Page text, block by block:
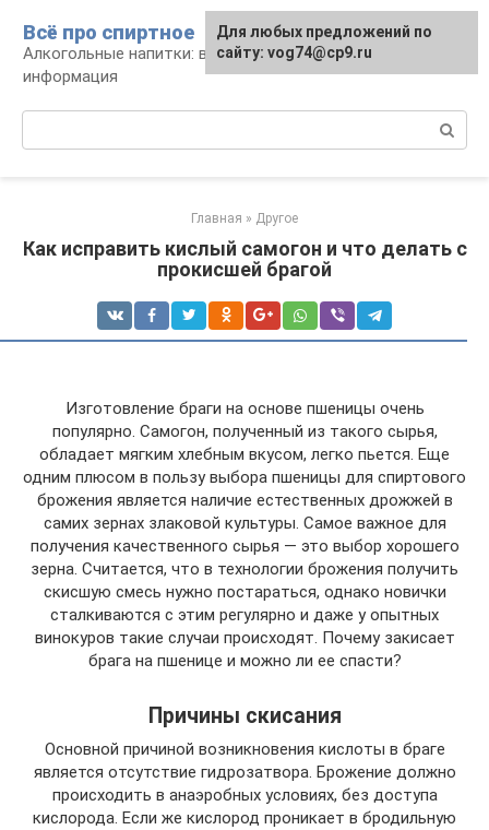
контенту
Всё про спиртное
Алкогольные напитки: виды, рецепты,
информация
Главная » Другое
Как исправить кислый самогон и что делать с
прокисшей брагой
Изготовление браги на основе пшеницы очень
популярно. Самогон, полученный из такого сырья,
обладает мягким хлебным вкусом, легко пьется. Еще
одним плюсом в пользу выбора пшеницы для спиртового
брожения является наличие естественных дрожжей в
самих зернах злаковой культуры. Самое важное для
получения качественного сырья — это выбор хорошего
зерна. Считается, что в технологии брожения получить
скисшую смесь нужно постараться, однако новички
сталкиваются с этим регулярно и даже у опытных
винокуров такие случаи происходят. Почему закисает
брага на пшенице и можно ли ее спасти?
Причины скисания
Основной причиной возникновения кислоты в браге
является отсутствие гидрозатвора. Брожение должно
происходить в анаэробных условиях, без доступа
кислорода. Если же кислород проникает в бродильную
Для любых предложений по
сайту: vog74@cp9.ru